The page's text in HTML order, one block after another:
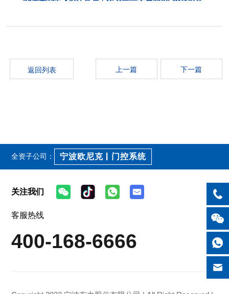
返回列表 下一篇
上一篇
全资子公司： 宁波欧尼克 | 门控系统
关注我们
客服热线
400-168-6666